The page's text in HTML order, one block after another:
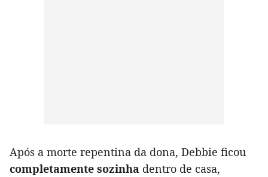
Após a morte repentina da dona, Debbie ficou
completamente sozinha dentro de casa,